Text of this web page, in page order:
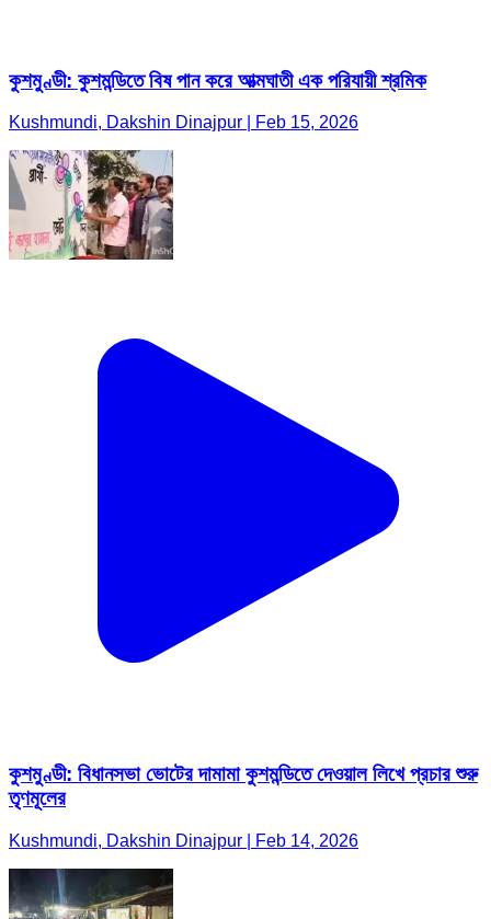
কুশমুণ্ডী: কুশমন্ডিতে বিষ পান করে আত্মঘাতী এক পরিযায়ী শ্রমিক
Kushmundi, Dakshin Dinajpur | Feb 15, 2026
কুশমুণ্ডী: বিধানসভা ভোটের দামামা কুশমন্ডিতে দেওয়াল লিখে প্রচার শুরু
তৃণমূলের
Kushmundi, Dakshin Dinajpur | Feb 14, 2026